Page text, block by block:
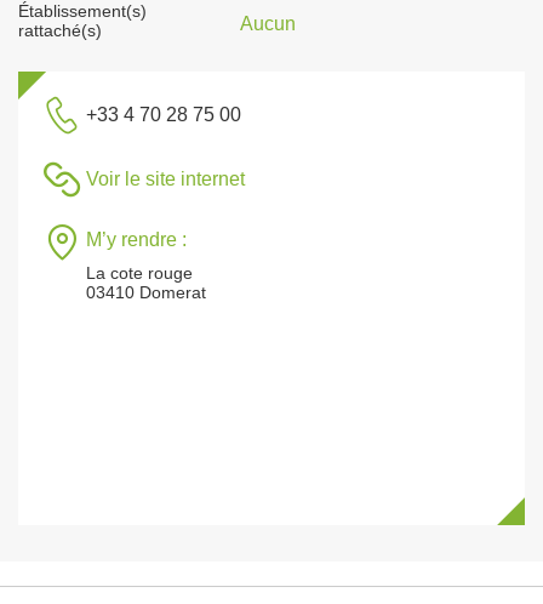
Établissement(s)
rattaché(s)
Aucun
+33 4 70 28 75 00
Voir le site internet
M’y rendre :
La cote rouge
03410 Domerat